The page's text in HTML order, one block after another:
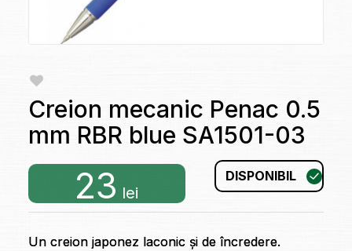
Creion mecanic Penac 0.5
mm RBR blue SA1501-03
23 lei
DISPONIBIL
Un creion japonez laconic și de încredere.